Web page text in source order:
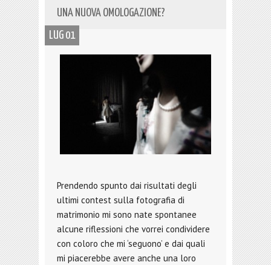
UNA NUOVA OMOLOGAZIONE?
LUG 01
Prendendo spunto dai risultati degli
ultimi contest sulla fotografia di
matrimonio mi sono nate spontanee
alcune riflessioni che vorrei condividere
con coloro che mi ‘seguono’ e dai quali
mi piacerebbe avere anche una loro